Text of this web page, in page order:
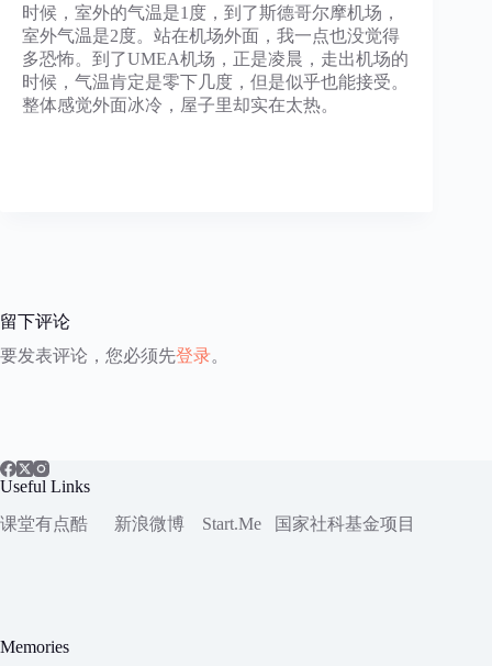
时候，室外的气温是1度，到了斯德哥尔摩机场，
室外气温是2度。站在机场外面，我一点也没觉得
多恐怖。到了UMEA机场，正是凌晨，走出机场的
时候，气温肯定是零下几度，但是似乎也能接受。
整体感觉外面冰冷，屋子里却实在太热。
留下评论
要发表评论，您必须先登录。
Useful Links
课堂有点酷
新浪微博 Start.Me 国家社科基金项目
Memories